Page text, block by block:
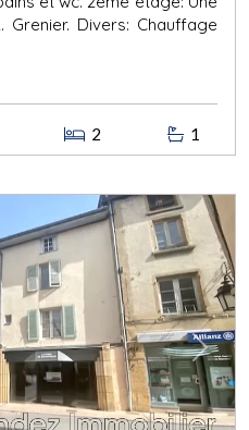
Divers: Chauffage
2 1
Next